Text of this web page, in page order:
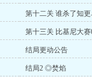
第十二关 谁杀了知
第十三关 比基尼大
结局更动公告
结局2 ◎焚焰